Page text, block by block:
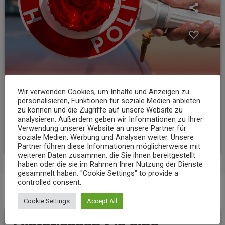
NEWS
23-Jähriger rast mit über 235 km/h über die A3
today 6. AUGUST 2026 11
BEITRAGS-KOMMENTARE (0)
Wir verwenden Cookies, um Inhalte und Anzeigen zu
personalisieren, Funktionen für soziale Medien anbieten
zu können und die Zugriffe auf unsere Website zu
analysieren. Außerdem geben wir Informationen zu Ihrer
Verwendung unserer Website an unsere Partner für
soziale Medien, Werbung und Analysen weiter. Unsere
Partner führen diese Informationen möglicherweise mit
weiteren Daten zusammen, die Sie ihnen bereitgestellt
haben oder die sie im Rahmen Ihrer Nutzung der Dienste
gesammelt haben. "Cookie Settings" to provide a
controlled consent.
Cookie Settings Accept All